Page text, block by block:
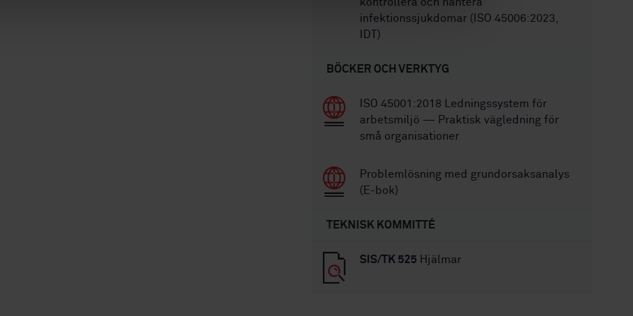
infektionssjukdomar (ISO 45006:2023,
IDT)
BÖCKER OCH VERKTYG
ISO 45001:2018 Ledningssystem för
arbetsmiljö — Praktisk vägledning för
små organisationer
Problemlösning med grundorsaksanalys
(E-bok)
TEKNISK KOMMITTÉ
SIS/TK 525 Hjälmar